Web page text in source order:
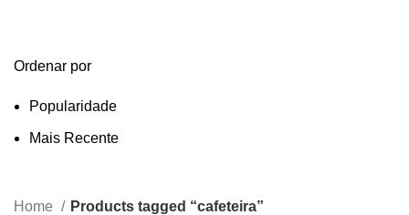
Ordenar por
Popularidade
Mais Recente
Home Products tagged “cafeteira”